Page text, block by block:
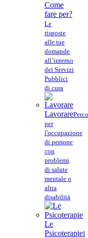
Come
fare per?
Le
risposte
alle tue
domande
all’interno
dei Servizi
Pubblici
di cura
Lavorare
per
l'occupazione
di persone
con
problemi
di salute
mentale o
altra
disabilità
Le
PsicoterapieI